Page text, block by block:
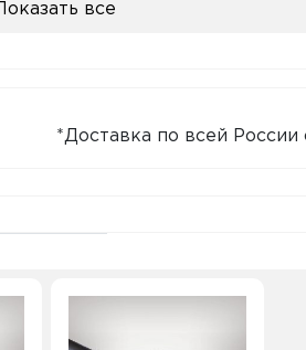
Показать все
*Доставка по всей России